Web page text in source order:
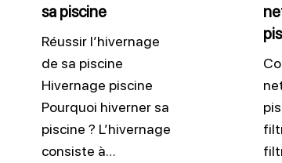
sa piscine
Réussir l’hivernage
de sa piscine
Hivernage piscine
Pourquoi hiverner sa
piscine ? L’hivernage
consiste à…